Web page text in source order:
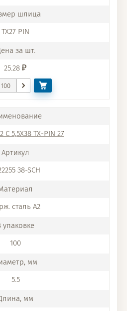
TX27 PIN
25.28
C 5,5X38 TX-PIN 27
38-SCH
сталь A2
100
5.5